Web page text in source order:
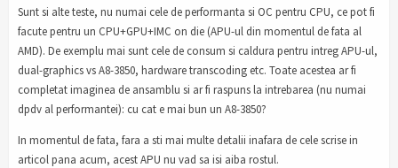
Sunt si alte teste, nu numai cele de performanta si OC pentru CPU, ce pot fi
facute pentru un CPU+GPU+IMC on die (APU-ul din momentul de fata al
AMD). De exemplu mai sunt cele de consum si caldura pentru intreg APU-ul,
dual-graphics vs A8-3850, hardware transcoding etc. Toate acestea ar fi
completat imaginea de ansamblu si ar fi raspuns la intrebarea (nu numai
dpdv al performantei): cu cat e mai bun un A8-3850?
In momentul de fata, fara a sti mai multe detalii inafara de cele scrise in
articol pana acum, acest APU nu vad sa isi aiba rostul.